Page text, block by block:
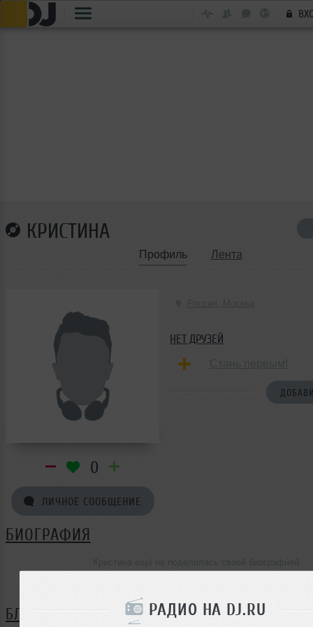
РАДИО НА DJ.RU
КРИСТИНА
Профиль Лента
0
ЛИЧНОЕ СООБЩЕНИЕ
НЕТ ДРУЗЕЙ
БИОГРАФИЯ
БЛОГ